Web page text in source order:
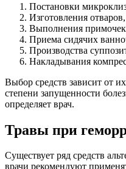
Постановки
Изготовления
Выполнения
Приема сидячих
Производства
Накладывания
Выбор средств зависит от
степени запущенности
определяет врач.
Травы при
Существует ряд средств
врачи рекомендуют